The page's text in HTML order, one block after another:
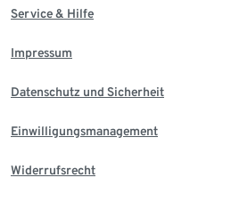
Service & Hilfe
Impressum
Datenschutz und Sicherheit
Einwilligungsmanagement
Widerrufsrecht